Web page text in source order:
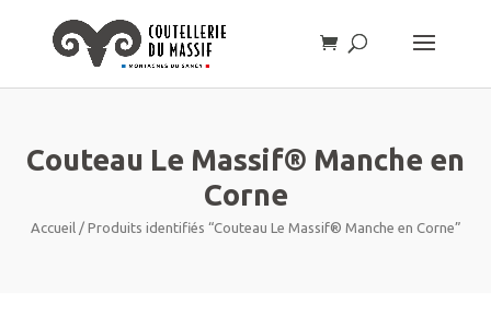
Couteau Le Massif® Manche en
Corne
Accueil/ Produits identifiés “Couteau Le Massif® Manche en Corne”